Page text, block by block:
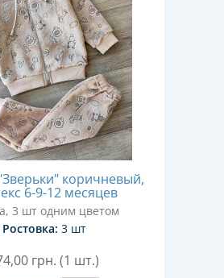
коричневый,
6-9-12 месяцев
3 шт одним цветом
Ростовка: 3 шт
грн. (1 шт.)